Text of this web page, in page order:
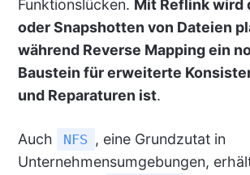
Funktionslücken. Mit Reflink wird
oder Snapshotten von Dateien
während Reverse Mapping ein
Baustein für erweiterte
und Reparaturen ist.
Auch NFS , eine Grundzutat in
Unternehmensumgebungen,